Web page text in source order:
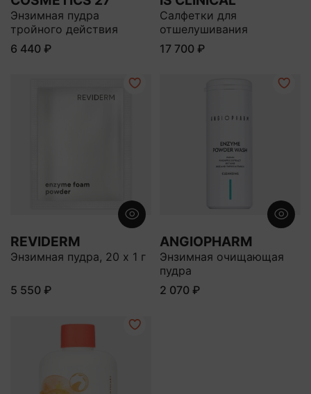
Энзимная пудра
тройного действия
6 440 ₽
Салфетки для
отшелушивания
17 700 ₽
REVIDERM
Энзимная пудра, 20 x 1 г
5 550 ₽
ANGIOPHARM
Энзимная очищающая
пудра
2 070 ₽